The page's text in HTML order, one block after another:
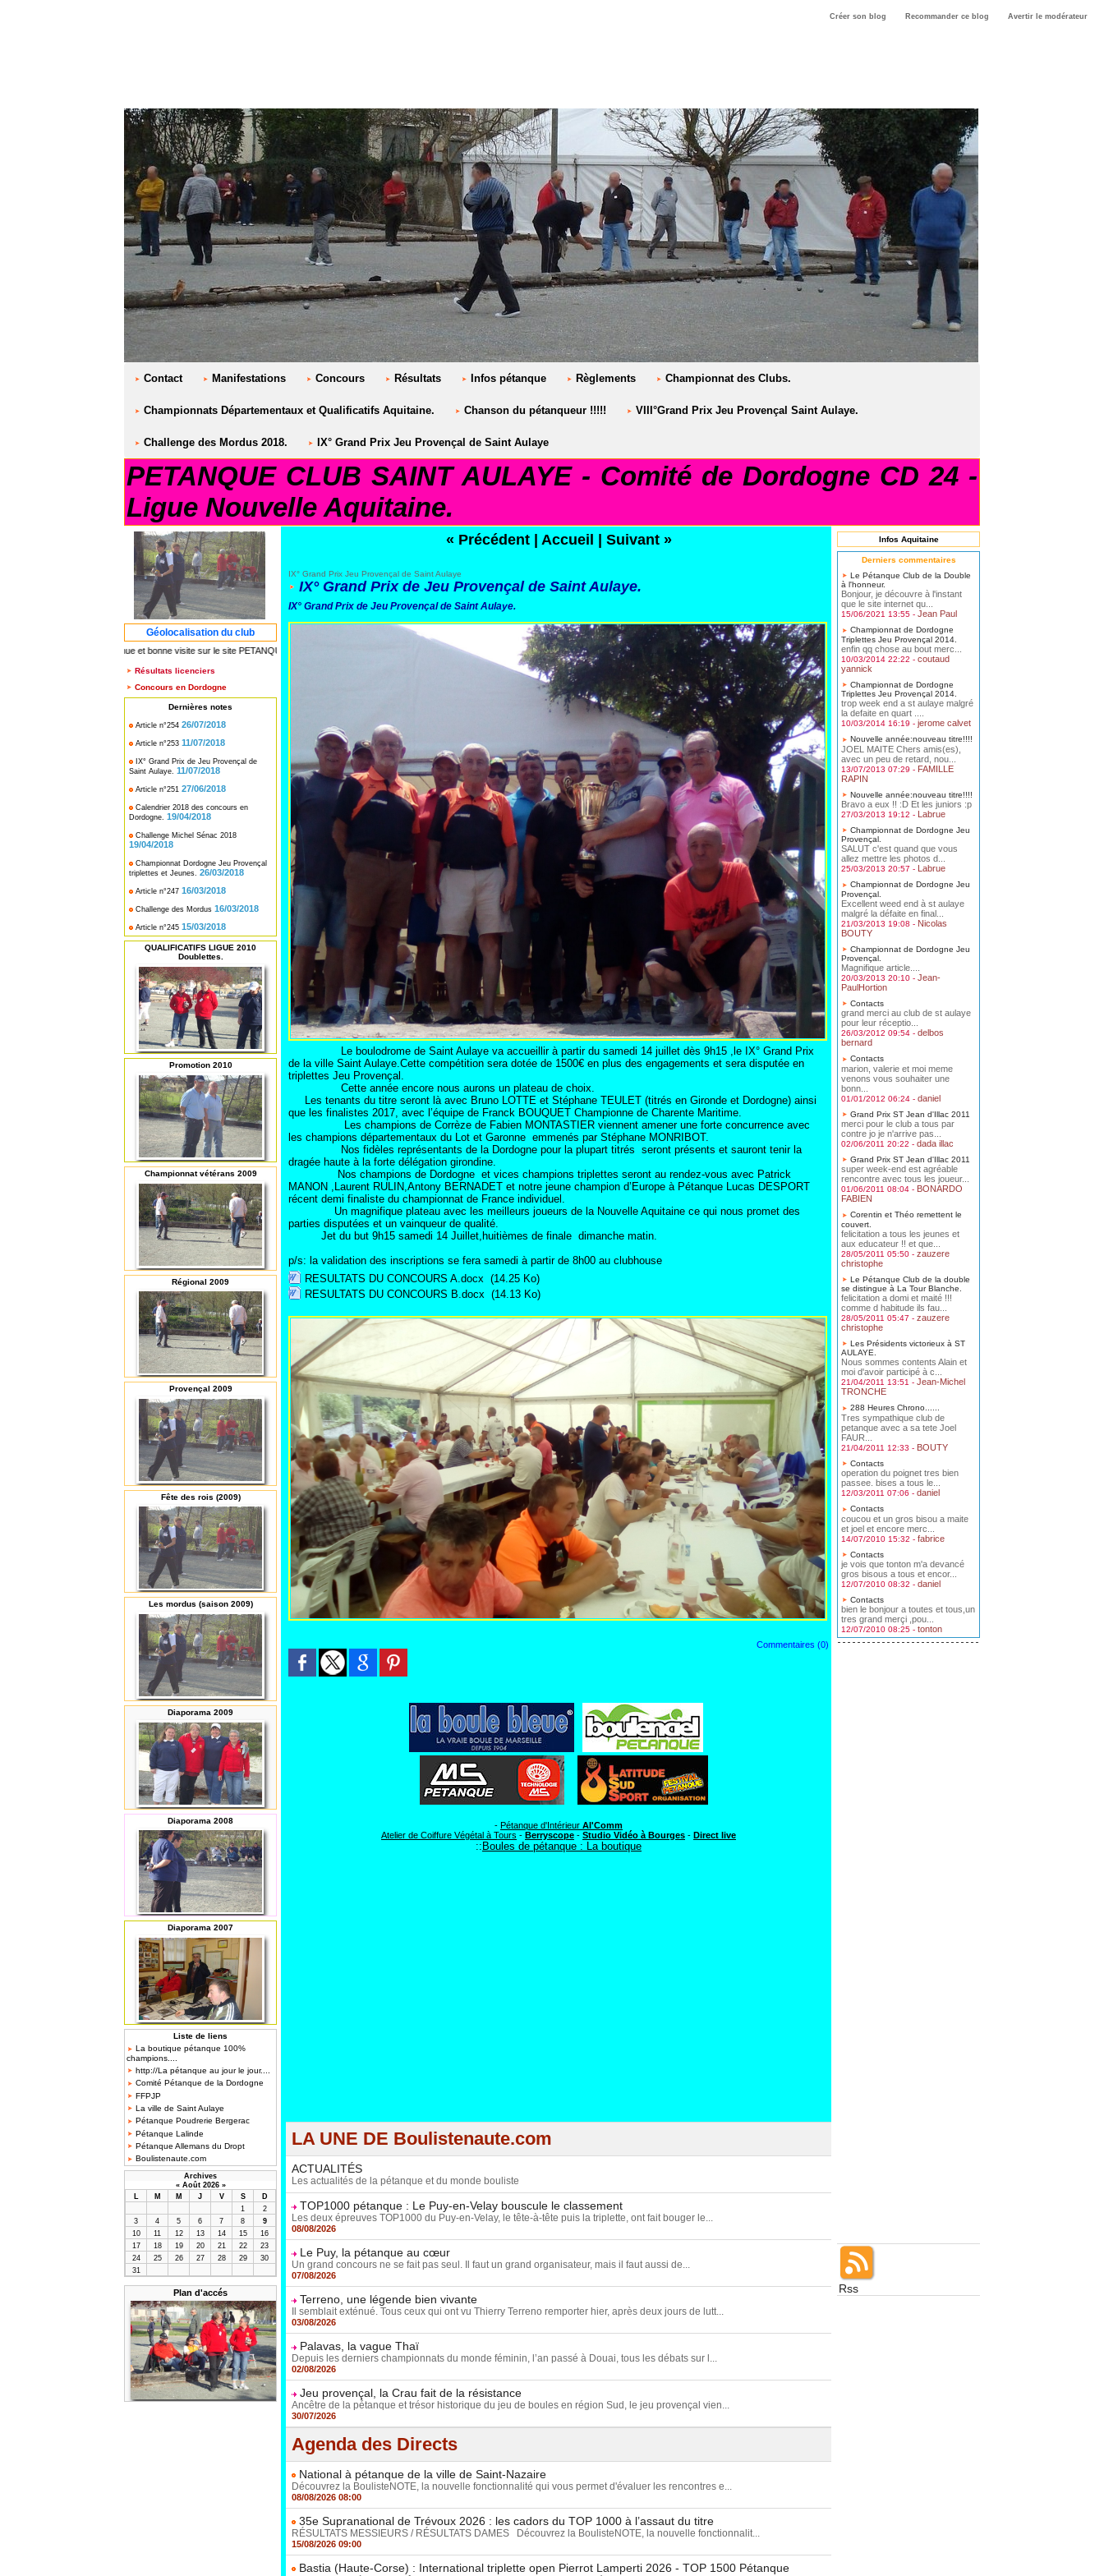
Créer son blog Recommander ce blog Avertir le modérateur
Contact Manifestations Concours Résultats Infos pétanque Règlements Championnat des Clubs.
Championnats Départementaux et Qualificatifs Aquitaine. Chanson du pétanqueur !!!!! VIII°Grand Prix Jeu Provençal Saint Aulaye.
Challenge des Mordus 2018. IX° Grand Prix Jeu Provençal de Saint Aulaye
PETANQUE CLUB SAINT AULAYE - Comité de Dordogne CD 24 -
Ligue Nouvelle Aquitaine.
Géolocalisation du club
*** Bienvenue et bonne visite sur le site PETANQUE CLUB SAINT AULAYE***
Résultats licenciers
Concours en Dordogne
Dernières notes
Article n°254 26/07/2018
Article n°253 11/07/2018
IX° Grand Prix de Jeu Provençal de
Saint Aulaye. 11/07/2018
Article n°251 27/06/2018
Calendrier 2018 des concours en
Dordogne. 19/04/2018
Challenge Michel Sénac 2018
19/04/2018
Championnat Dordogne Jeu Provençal
triplettes et Jeunes. 26/03/2018
Article n°247 16/03/2018
Challenge des Mordus 16/03/2018
Article n°245 15/03/2018
QUALIFICATIFS LIGUE 2010
Doublettes.
Promotion 2010
Championnat vétérans 2009
Régional 2009
Provençal 2009
Fête des rois (2009)
Les mordus (saison 2009)
Diaporama 2009
Diaporama 2008
Diaporama 2007
Liste de liens
La boutique pétanque 100%
champions....
http://La pétanque au jour le jour....
Comité Pétanque de la Dordogne
FFPJP
La ville de Saint Aulaye
Pétanque Poudrerie Bergerac
Pétanque Lalinde
Pétanque Allemans du Dropt
Boulistenaute.com
Archives
« Août 2026 »
M M J V S
D
1
2
3
4 5 6 7 8
9
10
11 12 13 14 15
16
17
18 19 20 21 22
23
24
25 26 27 28 29
30
31
Plan d'accés
« Précédent Accueil Suivant »
IX° Grand Prix Jeu Provençal de Saint Aulaye
IX° Grand Prix de Jeu Provençal de Saint Aulaye.
IX° Grand Prix de Jeu Provençal de Saint Aulaye.
Le boulodrome de Saint Aulaye va accueillir à partir du samedi 14 juillet dès 9h15 ,le IX° Grand Prix
de la ville Saint Aulaye.Cette compétition sera dotée de 1500€ en plus des engagements et sera disputée en
triplettes Jeu Provençal.
Cette année encore nous aurons un plateau de choix.
Les tenants du titre seront là avec Bruno LOTTE et Stéphane TEULET (titrés en Gironde et Dordogne) ainsi
que les finalistes 2017, avec l’équipe de Franck BOUQUET Championne de Charente Maritime.
Les champions de Corrèze de Fabien MONTASTIER viennent amener une forte concurrence avec
les champions départementaux du Lot et Garonne emmenés par Stéphane MONRIBOT.
Nos fidèles représentants de la Dordogne pour la plupart titrés seront présents et sauront tenir la
dragée haute à la forte délégation girondine.
Nos champions de Dordogne et vices champions triplettes seront au rendez-vous avec Patrick
MANON ,Laurent RULIN,Antony BERNADET et notre jeune champion d’Europe à Pétanque Lucas DESPORT
récent demi finaliste du championnat de France individuel.
Un magnifique plateau avec les meilleurs joueurs de la Nouvelle Aquitaine ce qui nous promet des
parties disputées et un vainqueur de qualité.
Jet du but 9h15 samedi 14 Juillet,huitièmes de finale dimanche matin.
p/s: la validation des inscriptions se fera samedi à partir de 8h00 au clubhouse
RESULTATS DU CONCOURS A.docx (14.25 Ko)
RESULTATS DU CONCOURS B.docx (14.13 Ko)
Commentaires (0)
- Pétanque d'Intérieur Al'Comm
Atelier de Coiffure Végétal à Tours - Berryscope - Studio Vidéo à Bourges - Direct live
:: Boules de pétanque : La boutique
LA UNE DE Boulistenaute.com
ACTUALITÉS
Les actualités de la pétanque et du monde bouliste
TOP1000 pétanque : Le Puy-en-Velay bouscule le classement
Les deux épreuves TOP1000 du Puy-en-Velay, le tête-à-tête puis la triplette, ont fait bouger le...
08/08/2026
Le Puy, la pétanque au cœur
Un grand concours ne se fait pas seul. Il faut un grand organisateur, mais il faut aussi de...
07/08/2026
Terreno, une légende bien vivante
Il semblait exténué. Tous ceux qui ont vu Thierry Terreno remporter hier, après deux jours de lutt...
03/08/2026
Palavas, la vague Thaï
Depuis les derniers championnats du monde féminin, l’an passé à Douai, tous les débats sur l...
02/08/2026
Jeu provençal, la Crau fait de la résistance
Ancêtre de la pétanque et trésor historique du jeu de boules en région Sud, le jeu provençal vien...
30/07/2026
Agenda des Directs
National à pétanque de la ville de Saint-Nazaire
Découvrez la BoulisteNOTE, la nouvelle fonctionnalité qui vous permet d'évaluer les rencontres e...
08/08/2026 08:00
35e Supranational de Trévoux 2026 : les cadors du TOP 1000 à l’assaut du titre
RÉSULTATS MESSIEURS / RÉSULTATS DAMES Découvrez la BoulisteNOTE, la nouvelle fonctionnalit...
15/08/2026 09:00
Bastia (Haute-Corse) : International triplette open Pierrot Lamperti 2026 - TOP 1500 Pétanque
Infos Aquitaine
Derniers commentaires
Le Pétanque Club de la Double
à l'honneur.
Bonjour, je découvre à l'instant
que le site internet qu...
15/06/2021 13:55 - Jean Paul
Championnat de Dordogne
Triplettes Jeu Provençal 2014.
enfin qq chose au bout merc...
10/03/2014 22:22 - coutaud
yannick
Championnat de Dordogne
Triplettes Jeu Provençal 2014.
trop week end a st aulaye malgré
la defaite en quart ....
10/03/2014 16:19 - jerome calvet
Nouvelle année:nouveau titre!!!!
JOEL MAITE Chers amis(es),
avec un peu de retard, nou...
13/07/2013 07:29 - FAMILLE
RAPIN
Nouvelle année:nouveau titre!!!!
Bravo a eux !! :D Et les juniors :p
27/03/2013 19:12 - Labrue
Championnat de Dordogne Jeu
Provençal.
SALUT c'est quand que vous
allez mettre les photos d...
25/03/2013 20:57 - Labrue
Championnat de Dordogne Jeu
Provençal.
Excellent weed end à st aulaye
malgré la défaite en final...
21/03/2013 19:08 - Nicolas
BOUTY
Championnat de Dordogne Jeu
Provençal.
Magnifique article....
20/03/2013 20:10 - Jean-
PaulHortion
Contacts
grand merci au club de st aulaye
pour leur réceptio...
26/03/2012 09:54 - delbos
bernard
Contacts
marion, valerie et moi meme
venons vous souhaiter une
bonn...
01/01/2012 06:24 - daniel
Grand Prix ST Jean d'Illac 2011
merci pour le club a tous par
contre jo je n'arrive pas...
02/06/2011 20:22 - dada illac
Grand Prix ST Jean d'Illac 2011
super week-end est agréable
rencontre avec tous les joueur...
01/06/2011 08:04 - BONARDO
FABIEN
Corentin et Théo remettent le
couvert.
felicitation a tous les jeunes et
aux educateur !! et que...
28/05/2011 05:50 - zauzere
christophe
Le Pétanque Club de la double
se distingue à La Tour Blanche.
felicitation a domi et maité !!!
comme d habitude ils fau...
28/05/2011 05:47 - zauzere
christophe
Les Présidents victorieux à ST
AULAYE.
Nous sommes contents Alain et
moi d'avoir participé à c...
21/04/2011 13:51 - Jean-Michel
TRONCHE
288 Heures Chrono......
Tres sympathique club de
petanque avec a sa tete Joel
FAUR...
21/04/2011 12:33 - BOUTY
Contacts
operation du poignet tres bien
passee. bises a tous le...
12/03/2011 07:06 - daniel
Contacts
coucou et un gros bisou a maite
et joel et encore merc...
14/07/2010 15:32 - fabrice
Contacts
je vois que tonton m'a devancé
gros bisous a tous et encor...
12/07/2010 08:32 - daniel
Contacts
bien le bonjour a toutes et tous,un
tres grand merçi ,pou...
12/07/2010 08:25 - tonton
Rss